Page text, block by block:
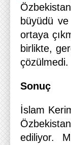
büyüdü
ortaya
birlikte,
çözülmedi.
Sonuç
İslam
ediliyor.